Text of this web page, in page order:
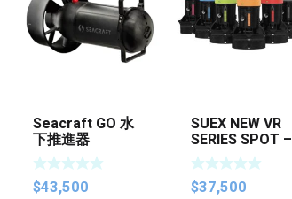
Seacraft GO 水
下推進器
$43,500
SUEX NEW VR
SERIES SPOT –
VR VOYAGER 水
下推進器
$37,500